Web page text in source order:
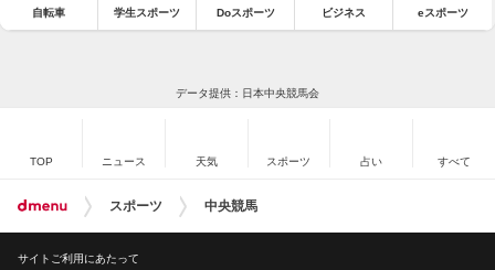
自転車 学生スポーツ Doスポーツ ビジネス eスポーツ
データ提供：日本中央競馬会
TOP ニュース 天気 スポーツ 占い すべて
スポーツ 中央競馬
サイトご利用にあたって